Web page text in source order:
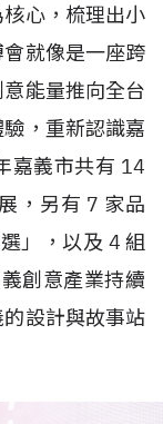
心，梳理出小
就像是一座跨
能量推向全台
，重新認識嘉
嘉義市共有 14
，另有 7 家品
」，以及 4 組
創意產業持續
設計與故事站